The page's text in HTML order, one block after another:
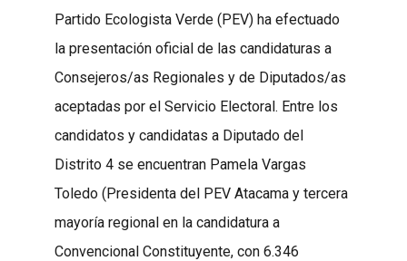
Partido Ecologista Verde (PEV) ha efectuado
la presentación oficial de las candidaturas a
Consejeros/as Regionales y de Diputados/as
aceptadas por el Servicio Electoral. Entre los
candidatos y candidatas a Diputado del
Distrito 4 se encuentran Pamela Vargas
Toledo (Presidenta del PEV Atacama y tercera
mayoría regional en la candidatura a
Convencional Constituyente, con 6.346